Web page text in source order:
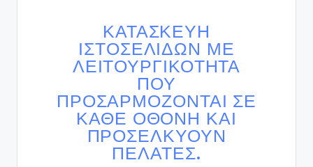
ΚΑΤΑΣΚΕΥΉ
ΙΣΤΟΣΕΛΊΔΩΝ ΜΕ
ΛΕΙΤΟΥΡΓΙΚΌΤΗΤΑ
ΠΟΥ
ΠΡΟΣΑΡΜΌΖΟΝΤΑΙ ΣΕ
ΚΆΘΕ ΟΘΌΝΗ ΚΑΙ
ΠΡΟΣΕΛΚΎΟΥΝ
ΠΕΛΆΤΕΣ.